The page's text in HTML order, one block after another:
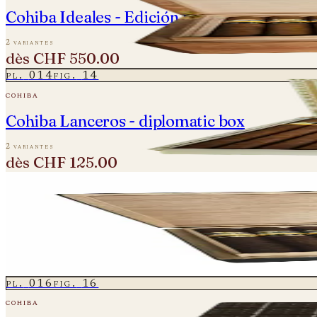
Cohiba Ideales - Edición Especial – Palm
2 variantes
dès CHF 550.00
pl. 014fig. 14
cohiba
Cohiba Lanceros - diplomatic box
2 variantes
dès CHF 125.00
Cohiba Maduro 5 Genios
pl. 016fig. 16
cohiba